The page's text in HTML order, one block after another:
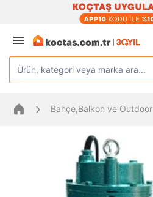
Ürün, kategori veya marka ara...
Bahçe,Balkon ve Outdoor